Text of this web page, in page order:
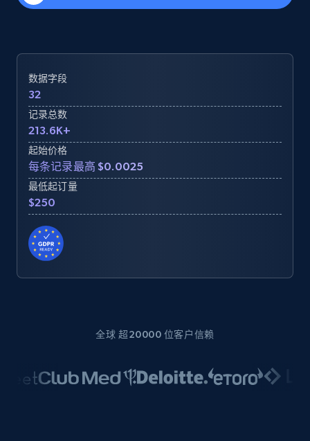
数据字段
32
记录总数
213.6K+
起始价格
每条记录最高 $0.0025
最低起订量
$250
全球 超20000 位客户信赖